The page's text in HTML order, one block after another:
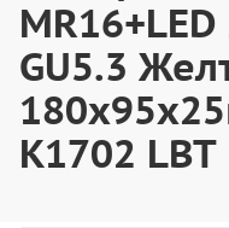
GU5.3
K1702 LBT